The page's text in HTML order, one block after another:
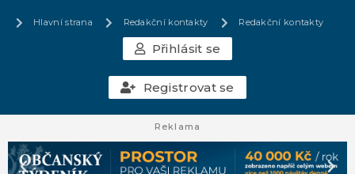
Hlavní strana Redakční kontakty Redakční kontakty
Přihlásit se
Registrovat se
Reklama